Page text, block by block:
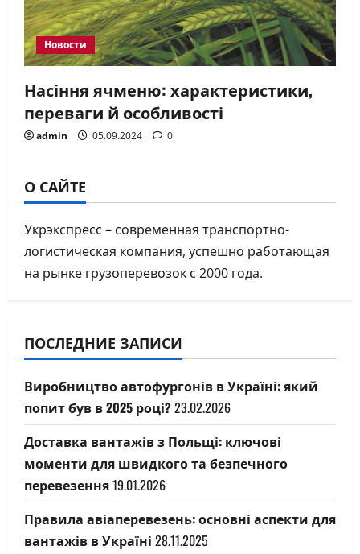
Новости
Насіння ячменю: характеристики,
переваги й особливості
admin 05.09.2024 0
О САЙТЕ
Укрэкспресс – современная транспортно-
логистическая компания, успешно работающая
на рынке грузоперевозок с 2000 года.
ПОСЛЕДНИЕ ЗАПИСИ
Виробництво автофургонів в Україні: який
попит був в 2025 році?23.02.2026
Доставка вантажів з Польщі: ключові
моменти для швидкого та безпечного
перевезення19.01.2026
Правила авіаперевезень: основні аспекти для
вантажів в Україні 28.11.2025